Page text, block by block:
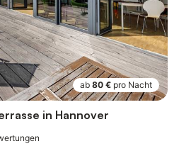
ab 80 € pro Nacht
in Hannover